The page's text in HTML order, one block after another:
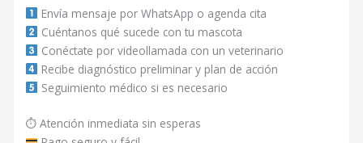
Envía mensaje por WhatsApp o agenda cita
Cuéntanos qué sucede con tu mascota
Conéctate por videollamada con un veterinario
Recibe diagnóstico preliminar y plan de acción
Seguimiento médico si es necesario
⏱ Atención inmediata sin esperas